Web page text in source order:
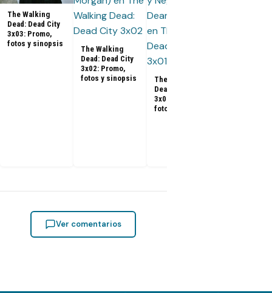
The Walking
Dead: Dead City
3x03: Promo,
fotos y sinopsis
The Walking
Dead: Dead City
3x02: Promo,
fotos y sinopsis
The Walking
Dead: Dead City
3x01: Promo,
fotos y sinopsis
Ver comentarios